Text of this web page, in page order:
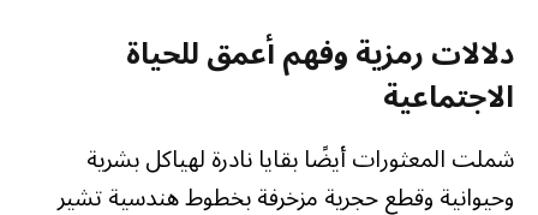
دلالات رمزية وفهم أعمق للحياة
الاجتماعية
شملت المعثورات أيضًا بقايا نادرة لهياكل بشرية
وحيوانية وقطع حجرية مزخرفة بخطوط هندسية تشير